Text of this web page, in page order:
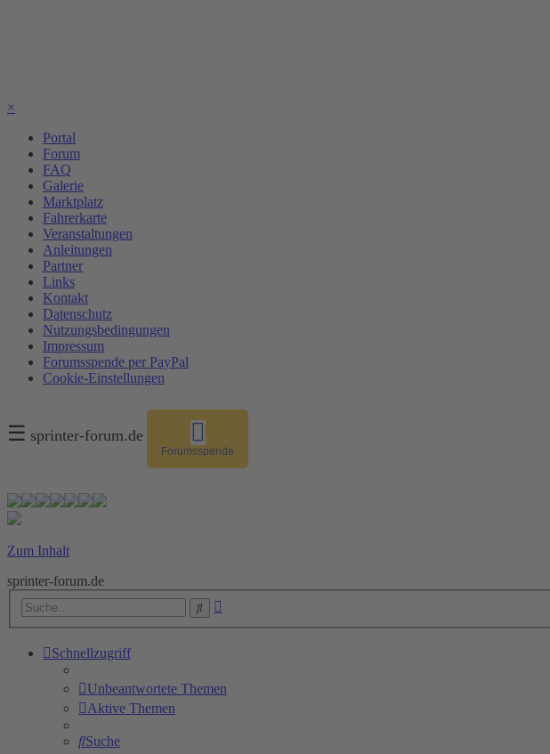
×
Portal
Forum
FAQ
Galerie
Marktplatz
Fahrerkarte
Veranstaltungen
Anleitungen
Partner
Links
Kontakt
Datenschutz
Nutzungsbedingungen
Impressum
Forumsspende per PayPal
Cookie-Einstellungen
☰ sprinter-forum.de
Forumsspende
Zum Inhalt
sprinter-forum.de
Suche
Schnellzugriff
Unbeantwortete Themen
Aktive Themen
Suche